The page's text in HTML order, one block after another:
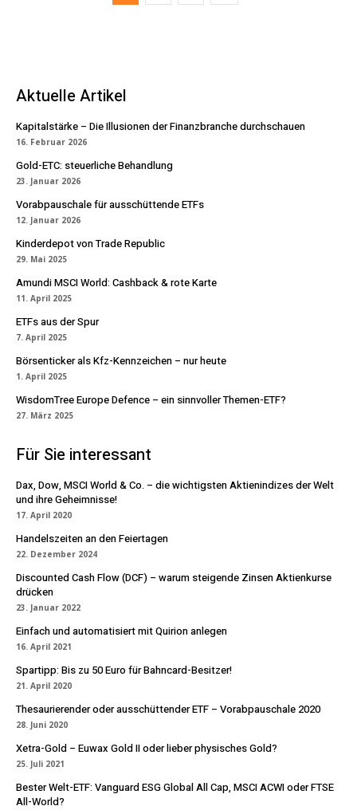
Aktuelle Artikel
Kapitalstärke – Die Illusionen der Finanzbranche durchschauen
16. Februar 2026
Gold-ETC: steuerliche Behandlung
23. Januar 2026
Vorabpauschale für ausschüttende ETFs
12. Januar 2026
Kinderdepot von Trade Republic
29. Mai 2025
Amundi MSCI World: Cashback & rote Karte
11. April 2025
ETFs aus der Spur
7. April 2025
Börsenticker als Kfz-Kennzeichen – nur heute
1. April 2025
WisdomTree Europe Defence – ein sinnvoller Themen-ETF?
27. März 2025
Für Sie interessant
Dax, Dow, MSCI World & Co. – die wichtigsten Aktienindizes der Welt
und ihre Geheimnisse!
17. April 2020
Handelszeiten an den Feiertagen
22. Dezember 2024
Discounted Cash Flow (DCF) – warum steigende Zinsen Aktienkurse
drücken
23. Januar 2022
Einfach und automatisiert mit Quirion anlegen
16. April 2021
Spartipp: Bis zu 50 Euro für Bahncard-Besitzer!
21. April 2020
Thesaurierender oder ausschüttender ETF – Vorabpauschale 2020
28. Juni 2020
Xetra-Gold – Euwax Gold II oder lieber physisches Gold?
25. Juli 2021
Bester Welt-ETF: Vanguard ESG Global All Cap, MSCI ACWI oder FTSE
All-World?